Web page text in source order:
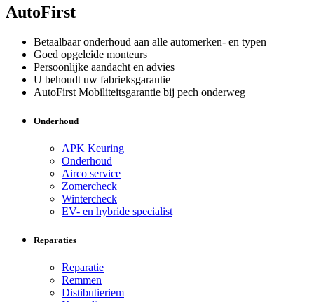
AutoFirst
Betaalbaar onderhoud aan alle automerken- en typen
Goed opgeleide monteurs
Persoonlijke aandacht en advies
U behoudt uw fabrieksgarantie
AutoFirst Mobiliteitsgarantie bij pech onderweg
Onderhoud
APK Keuring
Onderhoud
Airco service
Zomercheck
Wintercheck
EV- en hybride specialist
Reparaties
Reparatie
Remmen
Distibutieriem